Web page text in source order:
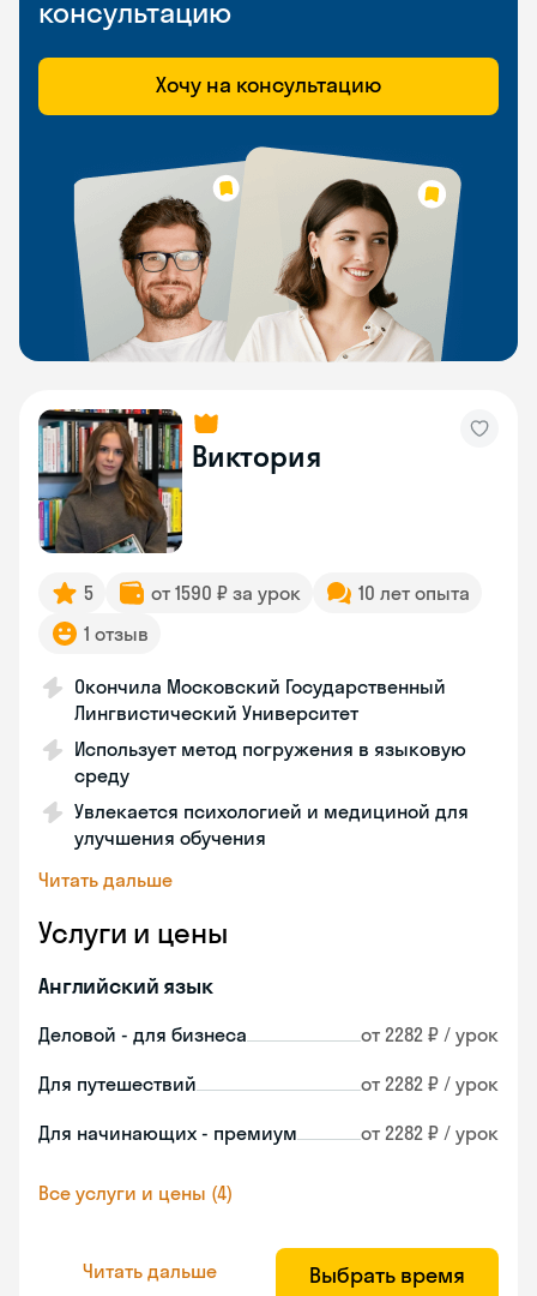
консультацию
Хочу на консультацию
Виктория
5 от 1590 ₽ за урок
10 лет опыта
1 отзыв
Окончила Московский Государственный
Лингвистический Университет
Использует метод погружения в языковую
среду
Увлекается психологией и медициной для
улучшения обучения
Читать дальше
Услуги и цены
Английский язык
Деловой - для бизнеса от 2282 ₽ / урок
Для путешествий от 2282 ₽ / урок
Для начинающих - премиум от 2282 ₽ / урок
Все услуги и цены (4)
Читать дальше Выбрать время